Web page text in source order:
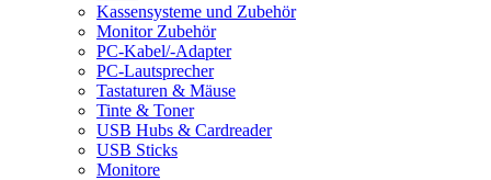
Kassensysteme und Zubehör
Monitor Zubehör
PC-Kabel/-Adapter
PC-Lautsprecher
Tastaturen & Mäuse
Tinte & Toner
USB Hubs & Cardreader
USB Sticks
Monitore